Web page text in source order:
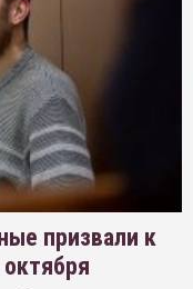
призвали к